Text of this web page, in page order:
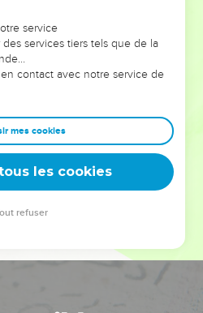
voit moins les doutes, les erreurs
ont traversés, alors même que ce
les ont façonnés.
entrepreneurs, et responsables
de sagesse afin que leurs erreurs
vous guidiez un ministère, une
famille, leur expérience est faite
service
services tiers tels que de la
contact avec notre service de
mes cookies
les cookies
refuser